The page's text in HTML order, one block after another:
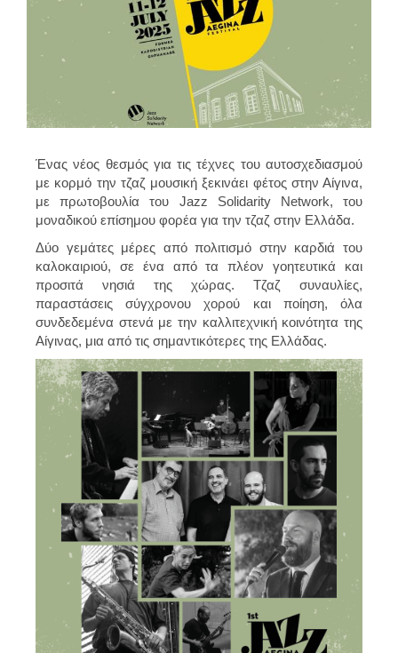
Ένας νέος θεσμός για τις τέχνες του αυτοσχεδιασμού
με κορμό την τζαζ μουσική ξεκινάει φέτος στην Αίγινα,
με πρωτοβουλία του Jazz Solidarity Network, του
μοναδικού επίσημου φορέα για την τζαζ στην Ελλάδα.
Δύο γεμάτες μέρες από πολιτισμό στην καρδιά του
καλοκαιριού, σε ένα από τα πλέον γοητευτικά και
προσιτά νησιά της χώρας. Τζαζ συναυλίες,
παραστάσεις σύγχρονου χορού
και ποίηση, όλα
συνδεδεμένα στενά με την καλλιτεχνική κοινότητα της
Αίγινας, μια από τις σημαντικότερες της Ελλάδας.